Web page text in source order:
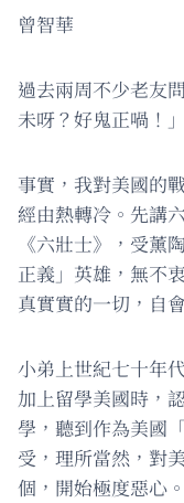
曾智華
過去兩周不少老友
未呀？好鬼正喎！」
事實，我對美國的
經由熱轉冷。先講
《六壯士》，受薰
正義」英雄，無不
真實實的一切，自
小弟上世紀七十年
加上留學美國時，
學，聽到作為美國
受，理所當然，對
個，開始極度惡心。